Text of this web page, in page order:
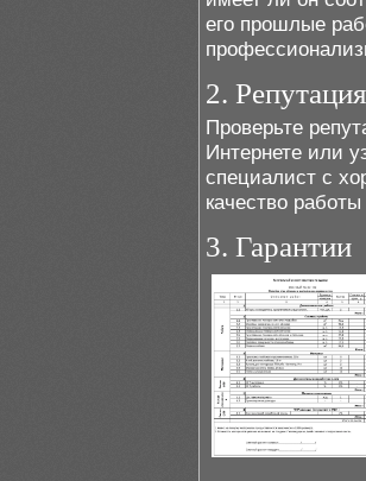
его прошлые
2. Репутация
Проверьте
Интернете или
специалист с
качество
3. Гарантии